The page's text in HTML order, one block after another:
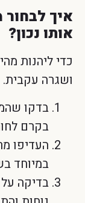
איך
אותו נכון?
כדי ליהנות
ושגרה עקבית.
בדקו
בקרם
העדיפו
במיוחד
בדיקה